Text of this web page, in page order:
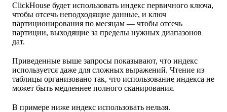
ClickHouse будет использовать индекс первичного ключа,
чтобы отсечь неподходящие данные, и ключ
партиционирования по месяцам — чтобы отсечь
партиции, выходящие за пределы нужных диапазонов
дат.
Приведенные выше запросы показывают, что индекс
используется даже для сложных выражений. Чтение из
таблицы организовано так, что использование индекса не
может быть медленнее полного сканирования.
В примере ниже индекс использовать нельзя.